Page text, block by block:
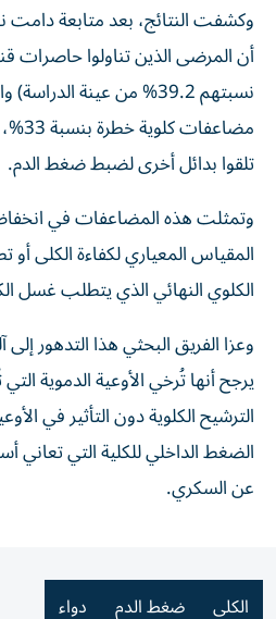
وكشفت النتائج، بعد متابعة
أن المرضى الذين تناولوا حاصرات
نسبتهم 39.2% من عينة
تلقوا بدائل أخرى لضبط ضغط الدم.
المقياس المعياري لكفاءة الكلى أو
الكلوي النهائي الذي يتطلب غسل
وعزا الفريق البحثي هذا التدهور
يرجح أنها تُرخي الأوعية الدموية
الترشيح الكلوية دون التأثير في
الضغط الداخلي للكلية التي تعاني
عن السكري.
الكلى ضغط الدم دواء